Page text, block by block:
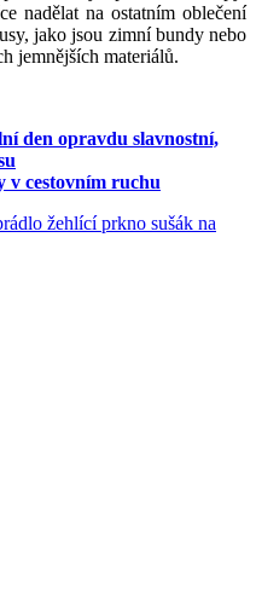
nadělat na ostatním oblečení
jako jsou zimní bundy nebo
jemnějších materiálů.
den opravdu slavnostní,
v cestovním ruchu
žehlící prkno sušák na